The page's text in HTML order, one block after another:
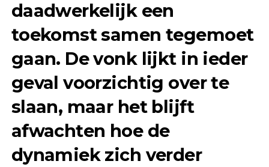
daadwerkelijk een
toekomst samen tegemoet
gaan. De vonk lijkt in ieder
geval voorzichtig over te
slaan, maar het blijft
afwachten hoe de
dynamiek zich verder